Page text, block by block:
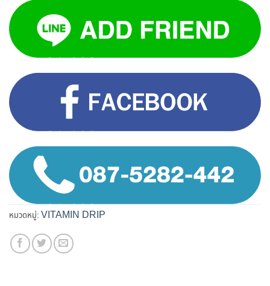
หมวดหมู่: VITAMIN DRIP